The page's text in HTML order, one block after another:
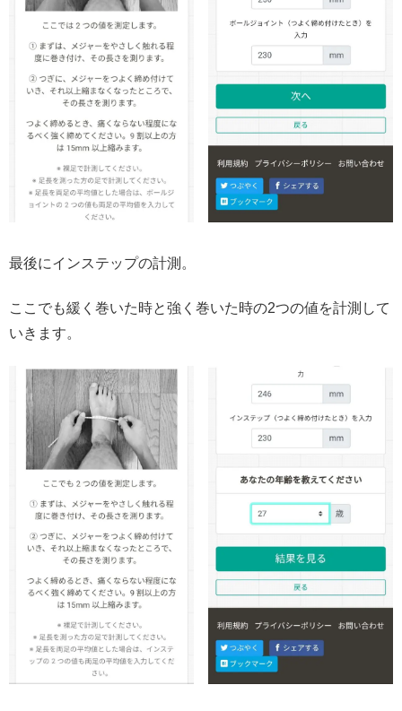
最後にインステップの計測。
ここでも緩く巻いた時と強く巻いた時の2つの値を計測して
いきます。